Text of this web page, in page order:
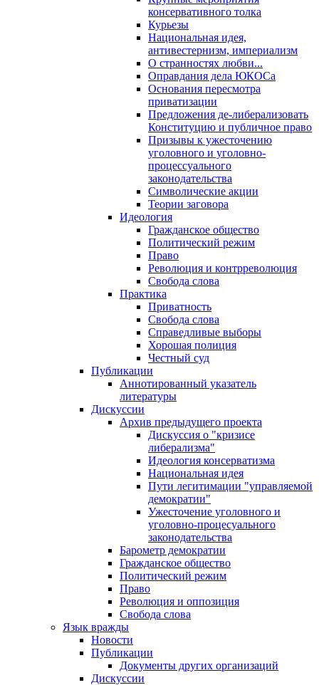
консервативного толка
Курьезы
Национальная идея,
антивестернизм, империализм
О странностях любви...
Оправдания дела ЮКОСа
Основания пересмотра
приватизации
Предложения де-либерализовать
Конституцию и публичное право
Призывы к ужесточению
уголовного и уголовно-
процессуального
законодательства
Символические акции
Теории заговора
Идеология
Гражданское общество
Политический режим
Право
Революция и контрреволюция
Свобода слова
Практика
Приватность
Свобода слова
Справедливые выборы
Хорошая полиция
Честный суд
Публикации
Аннотированный указатель
литературы
Дискуссии
Архив предыдущего проекта
Дискуссия о "кризисе
либерализма"
Идеология консерватизма
Национальная идея
Пути легитимации "управляемой
демократии"
Ужесточение уголовного и
уголовно-процесуального
законодательства
Барометр демократии
Гражданское общество
Политический режим
Право
Революция и оппозиция
Свобода слова
Язык вражды
Новости
Публикации
Документы других организаций
Дискуссии